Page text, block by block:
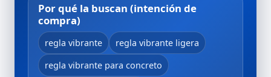
Por qué la buscan (intención de
compra)
regla vibrante
regla vibrante ligera
regla vibrante para concreto